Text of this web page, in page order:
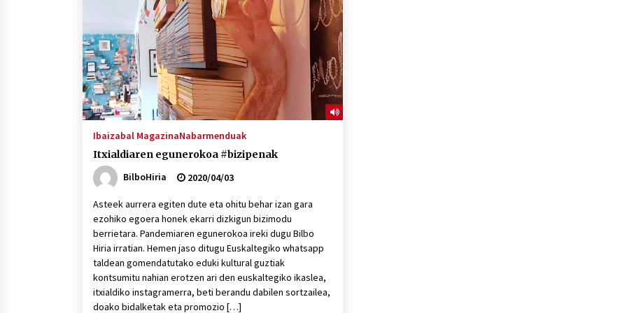
protagonista
2026/07/16
POTTO: San Pedro jaietako bertso-
saioa
2026/07/09
Auritz Iñurrietaren margoak
ikusgai Uribitarte40 aretoan
Ibaizabal MagazinaNabarmenduak
Itxialdiaren egunerokoa #bizipenak
BilboHiria
2020/04/03
Asteek aurrera egiten dute eta ohitu behar izan gara
ezohiko egoera honek ekarri dizkigun bizimodu
berrietara. Pandemiaren egunerokoa ireki dugu Bilbo
Hiria irratian. Hemen jaso ditugu Euskaltegiko whatsapp
taldean gomendatutako eduki kultural guztiak
kontsumitu nahian erotzen ari den euskaltegiko ikaslea,
itxialdiko instagramerra, beti berandu dabilen sortzailea,
doako bidalketak eta promozio […]